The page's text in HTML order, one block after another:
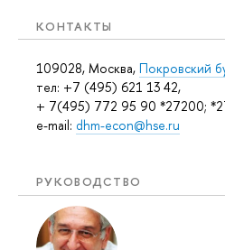
КОНТАКТЫ
109028, Москва, Покровский
тел: +7 (495) 621 13 42,
+ 7(495) 772 95 90 *27200;
e-mail: dhm-econ@hse.ru
РУКОВОДСТВО